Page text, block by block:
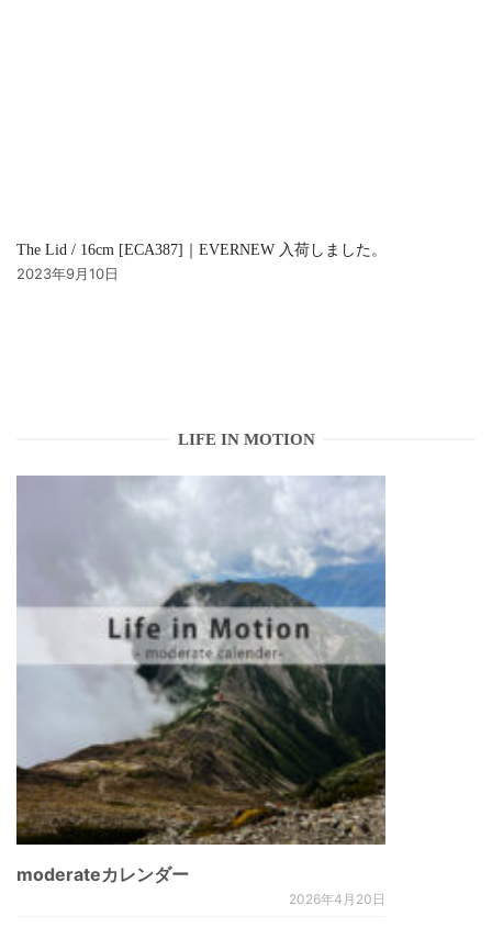
The Lid / 16cm [ECA387]｜EVERNEW 入荷しました。
2023年9月10日
LIFE IN MOTION
moderateカレンダー
2026年4月20日